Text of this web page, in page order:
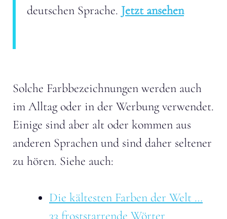
deutschen Sprache. Jetzt ansehen
Solche Farbbezeichnungen werden auch
im Alltag oder in der Werbung verwendet.
Einige sind aber alt oder kommen aus
anderen Sprachen und sind daher seltener
zu hören. Siehe auch:
Die kältesten Farben der Welt …
33 froststarrende Wörter